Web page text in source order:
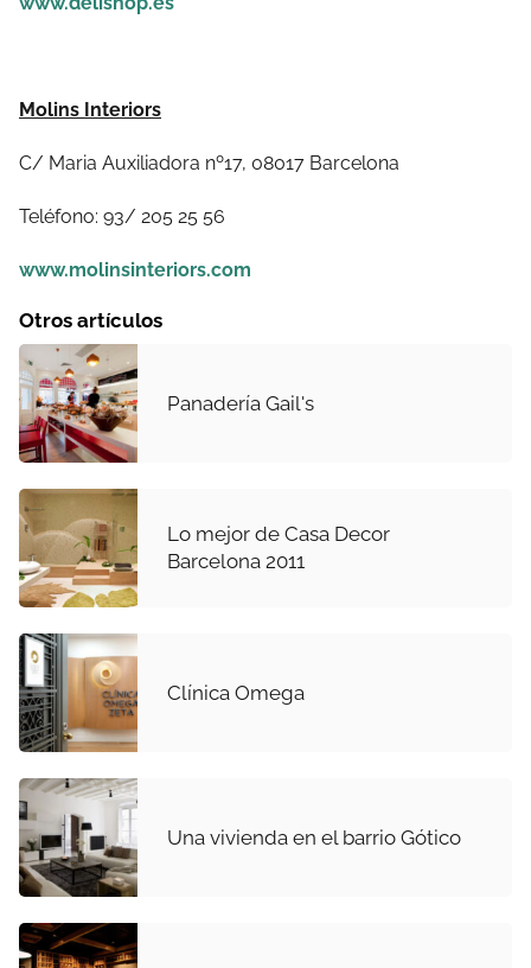
Molins Interiors
C/ Maria Auxiliadora nº17, 08017 Barcelona
Teléfono: 93/ 205 25 56
www.molinsinteriors.com
Otros artículos
Panadería Gail's
Lo mejor de Casa Decor
Barcelona 2011
Clínica Omega
Una vivienda en el barrio Gótico